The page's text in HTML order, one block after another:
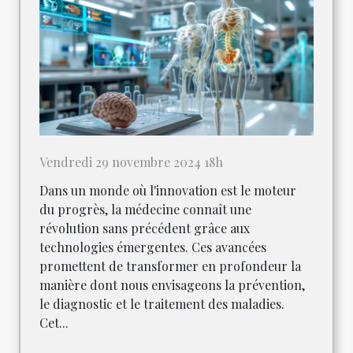
Vendredi 29 novembre 2024 18h
Dans un monde où l'innovation est le moteur
du progrès, la médecine connaît une
révolution sans précédent grâce aux
technologies émergentes. Ces avancées
promettent de transformer en profondeur la
manière dont nous envisageons la prévention,
le diagnostic et le traitement des maladies.
Cet...